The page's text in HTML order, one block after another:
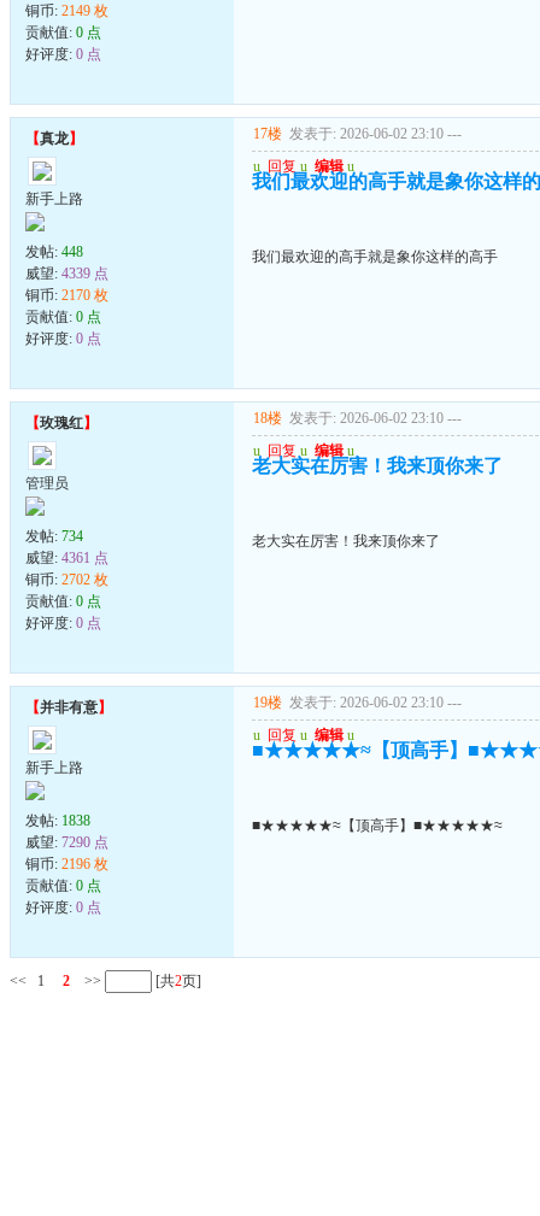
铜币: 2149 枚
贡献值: 0 点
好评度: 0 点
【真龙】
新手上路
发帖: 448
威望: 4339 点
铜币: 2170 枚
贡献值: 0 点
好评度: 0 点
17楼 发表于: 2026-06-02 23:10 ---
u 回复 u 编辑 u
我们最欢迎的高手就是象你这样
我们最欢迎的高手就是象你这样的高手
【玫瑰红】
管理员
发帖: 734
威望: 4361 点
铜币: 2702 枚
贡献值: 0 点
好评度: 0 点
18楼 发表于: 2026-06-02 23:10 ---
u 回复 u 编辑 u
老大实在厉害！我来顶你来了
老大实在厉害！我来顶你来了
【并非有意】
新手上路
发帖: 1838
威望: 7290 点
铜币: 2196 枚
贡献值: 0 点
好评度: 0 点
19楼 发表于: 2026-06-02 23:10 ---
u 回复 u 编辑 u
■★★★★★≈【顶高手】
■★★★★★≈【顶高手】■★★★★★≈
<< 1 2 >> [共2页]